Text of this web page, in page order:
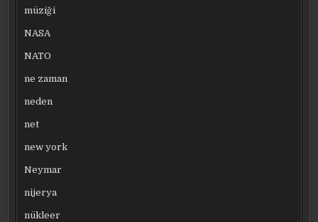
müziği
NASA
NATO
ne zaman
neden
net
new york
Neymar
nijerya
nükleer